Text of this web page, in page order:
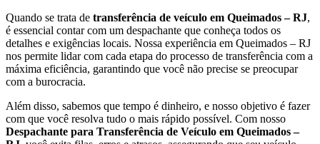
Quando se trata de transferência de veículo em Queimados – RJ,
é essencial contar com um despachante que conheça todos os
detalhes e exigências locais. Nossa experiência em Queimados – RJ
nos permite lidar com cada etapa do processo de transferência com a
máxima eficiência, garantindo que você não precise se preocupar
com a burocracia.
Além disso, sabemos que tempo é dinheiro, e nosso objetivo é fazer
com que você resolva tudo o mais rápido possível. Com nosso
Despachante para Transferência de Veículo em Queimados –